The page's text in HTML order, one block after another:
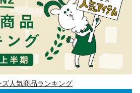
ズ人気商品ランキング